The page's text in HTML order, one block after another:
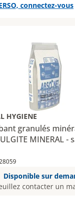
connectez-vous
HYGIENE
granulés
MINERAL -
Disponible sur
contacter un